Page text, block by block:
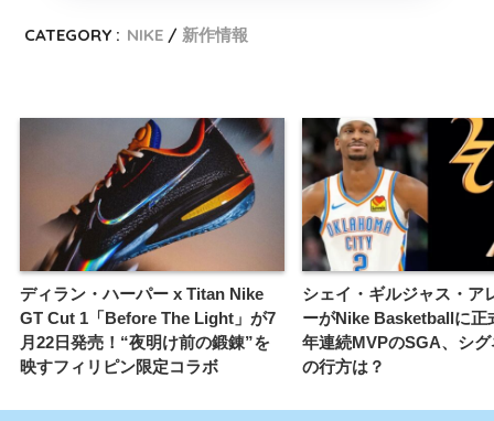
CATEGORY : NIKE 新作情報
ディラン・ハーパー x Titan Nike
GT Cut 1「Before The Light」が7
月22日発売！“夜明け前の鍛錬”を
映すフィリピン限定コラボ
シェイ・ギルジャス・ア
ーがNike Basketballに正
年連続MVPのSGA、シ
の行方は？